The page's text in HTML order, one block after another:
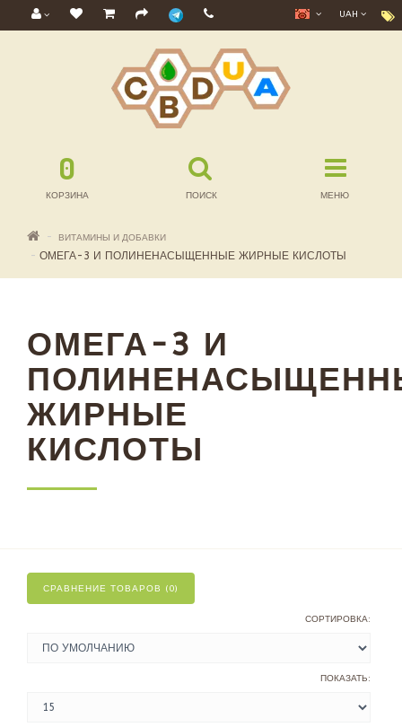
UAH
МЕНЮ
ПОИСК
0
КОРЗИНА
ВИТАМИНЫ И ДОБАВКИ
ОМЕГА-3 И ПОЛИНЕНАСЫЩЕННЫЕ ЖИРНЫЕ КИСЛОТЫ
ОМЕГА-3 И
ЖИРНЫЕ
КИСЛОТЫ
СРАВНЕНИЕ ТОВАРОВ (0)
СОРТИРОВКА:
ПОКАЗАТЬ: